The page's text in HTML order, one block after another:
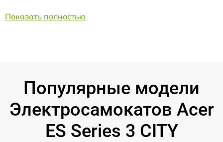
Показать полностью
Популярные модели
Электросамокатов Acer
ES Series 3 CITY